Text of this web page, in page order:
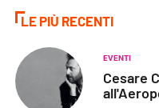
LE PIÙ RECENTI
EVENTI
Cesare